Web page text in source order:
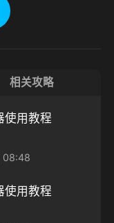
相关攻略
使用教程
08:48
使用教程